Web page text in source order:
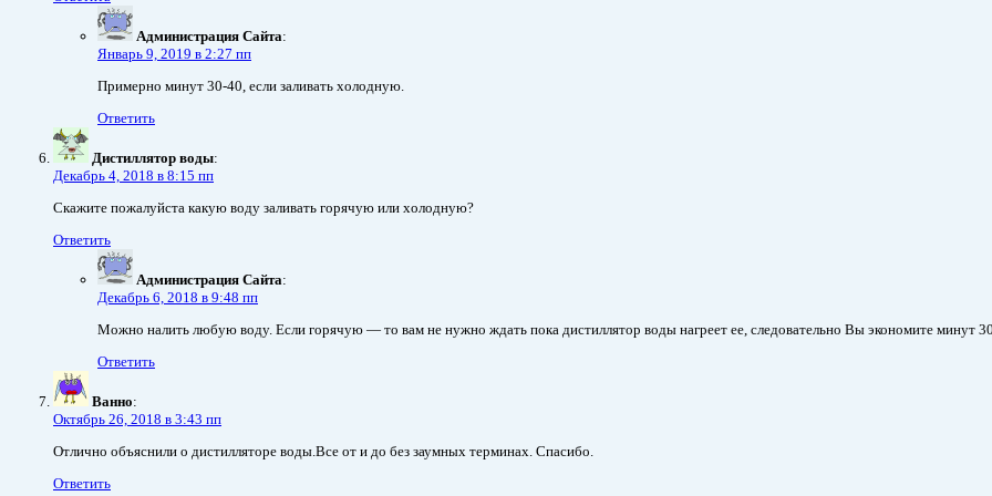
Администрация Сайта:
Январь 9, 2019 в 2:27 пп
Примерно минут 30-40, если заливать холодную.
Ответить
Дистиллятор воды:
Декабрь 4, 2018 в 8:15 пп
Скажите пожалуйста какую воду заливать горячую или холодную?
Ответить
Администрация Сайта:
Декабрь 6, 2018 в 9:48 пп
Можно налить любую воду. Если горячую — то вам не нужно ждать пока дистиллятор воды нагреет ее, следовательно Вы экономите минут
Ответить
Ванно:
Октябрь 26, 2018 в 3:43 пп
Отлично объяснили о дистилляторе воды.Все от и до без заумных терминах. Спасибо.
Ответить